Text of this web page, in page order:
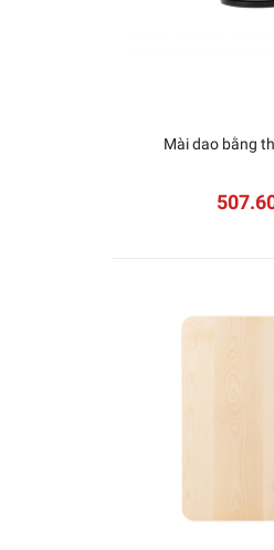
Mài dao bằng